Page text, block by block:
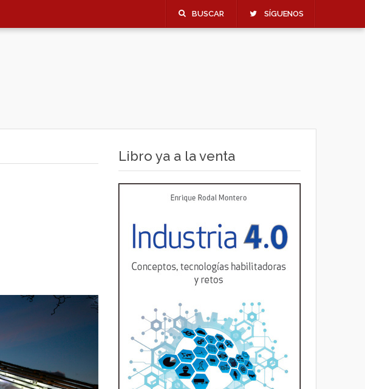
BUSCAR SÍGUENOS
Libro ya a la venta